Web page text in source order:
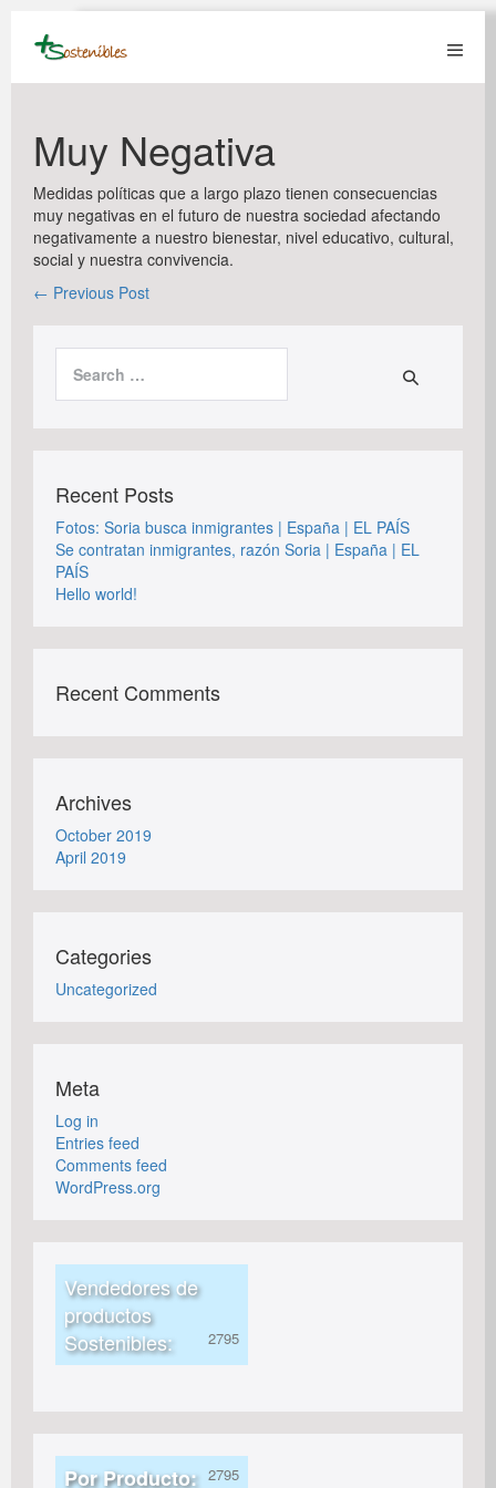
content
Toggle
Muy Negativa
Medidas políticas que a largo plazo tienen consecuencias
muy negativas en el futuro de nuestra sociedad afectando
negativamente a nuestro bienestar, nivel educativo, cultural,
social y nuestra convivencia.
Post
← Previous Post
for:
Recent Posts
Fotos: Soria busca inmigrantes | España | EL PAÍS
Se contratan inmigrantes, razón Soria | España | EL
PAÍS
Hello world!
Recent Comments
Archives
October 2019
April 2019
Categories
Uncategorized
Meta
Log in
Entries feed
Comments feed
WordPress.org
Vendedores de
productos
Sostenibles:
Por Producto: